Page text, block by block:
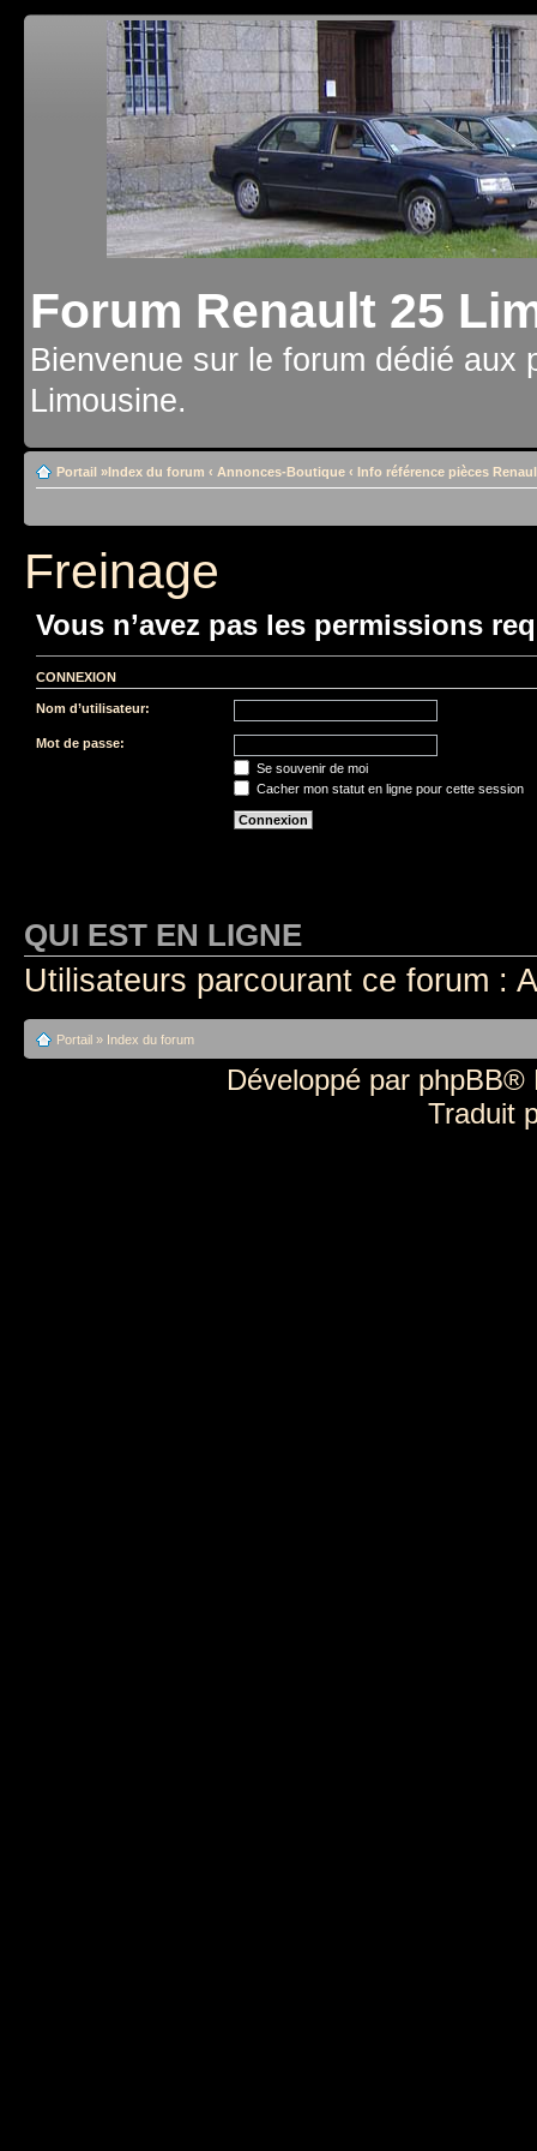
Forum Renault 25
Bienvenue sur le forum dédié aux
Limousine.
Portail »Index du forum ‹ Annonces-Boutique ‹ Info référence pièces
Freinage
Vous n’avez pas les permissions
CONNEXION
Nom d’utilisateur:
Mot de passe:
Se souvenir de moi
Cacher mon statut en ligne pour cette session
QUI EST EN LIGNE
Utilisateurs parcourant ce forum :
Portail » Index du forum
Développé par phpBB®
Traduit